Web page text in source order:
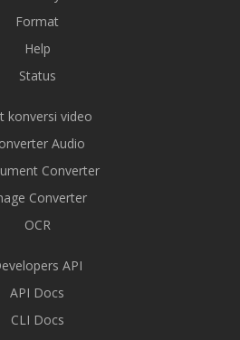
Format
Help
Status
konversi video
Audio
Converter
Converter
OCR
API
API Docs
CLI Docs